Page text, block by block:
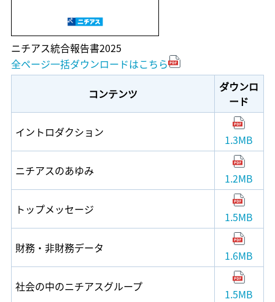
ニチアス統合報告書2025
全ページ一括ダウンロードはこちら
コンテンツ
ダウンロ
ード
イントロダクション
1.3MB
ニチアスのあゆみ
1.2MB
トップメッセージ
1.5MB
財務・非財務データ
1.6MB
社会の中のニチアスグループ
1.5MB